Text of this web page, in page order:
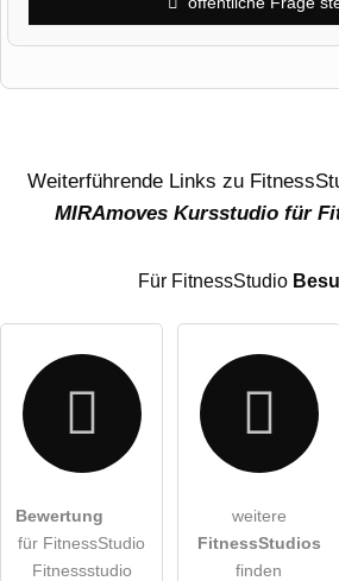
DieDatenschutzerklärunghabe ich zur
Weiterführende Links zu
MIRAmoves Kursstudio für
Für FitnessStudio
Bewertung
für FitnessStudio
Fitnessstudio
weitere
FitnessStudios
finden